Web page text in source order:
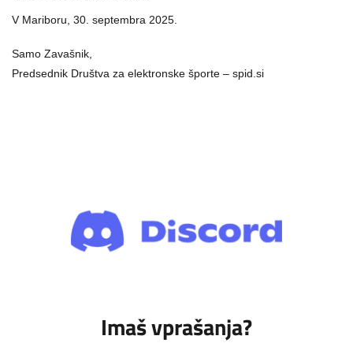
V Mariboru, 30. septembra 2025.
Samo Zavašnik,
Predsednik Društva za elektronske športe – spid.si
Imaš vprašanja?